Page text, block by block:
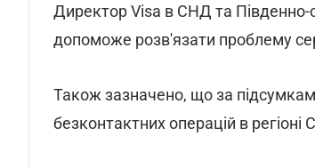
Директор Visa в СНД та Південно-
допоможе розв'язати проблему
Також зазначено, що за
безконтактних операцій в